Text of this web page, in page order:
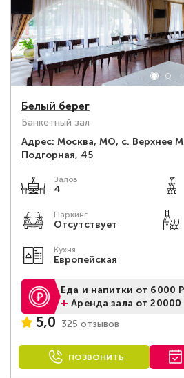
Белый берег
Банкетный зал
Адрес: Москва, МО, с. Верхнее
Подгорная, 45
Залов
4
Паркинг
Отсутствует
Кухня
Европейская
Еда и напитки от 6000
+Аренда зала от 20000
5,0 325 отзывов
ПОЗВОНИТЬ